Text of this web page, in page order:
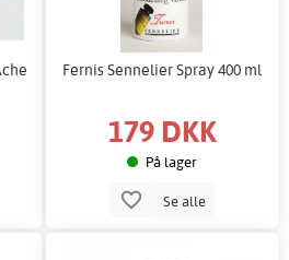
Fernis Sennelier Spray 400 ml
179 DKK
På lager
Se alle